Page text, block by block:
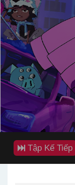
Tập Kế Tiếp